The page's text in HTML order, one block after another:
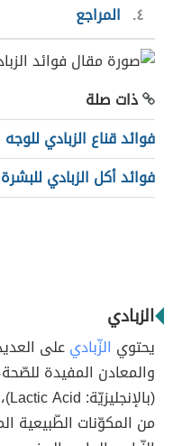
٤
المراجع
ذات صلة
فوائد قناع الزبادي للوجه
فوائد أكل الزبادي للبشرة
الزبادي
يحتوي الزّباديعلى
والمعادن المفيدة
(بالإنجليزيّة: Lactic Acid)، والزّنك،
من المكوّنات الطّبيعية